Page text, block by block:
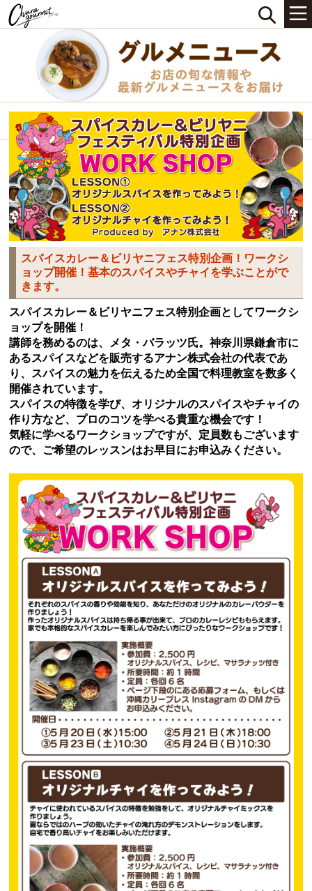
スパイスカレー＆ビリヤニフェス特別企画！ワークシ
ョップ開催！基本のスパイスやチャイを学ぶことがで
きます。
スパイスカレー＆ビリヤニフェス特別企画としてワークシ
ョップを開催！
講師を務めるのは、メタ・バラッツ氏。神奈川県鎌倉市に
あるスパイスなどを販売するアナン株式会社の代表であ
り、スパイスの魅力を伝えるため全国で料理教室を数多く
開催されています。
スパイスの特徴を学び、オリジナルのスパイスやチャイの
作り方など、プロのコツを学べる貴重な機会です！
気軽に学べるワークショップですが、定員数もございます
ので、ご希望のレッスンはお早目にお申込みください。